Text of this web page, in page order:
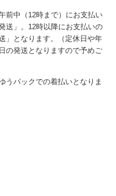
前中（12時まで）にお支払い
送」。12時以降にお支払いの
」となります。（定休日や年
の発送となりますので予めご
うパックでの着払いとなりま